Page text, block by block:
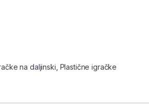
na daljinski, Plastične igračke